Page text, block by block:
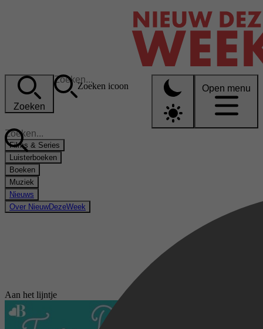
Zoeken
Zoeken icoon Open menu
Films & Series
Luisterboeken
Boeken
Muziek
Nieuws
Over NieuwDezeWeek
Aan het lijntje